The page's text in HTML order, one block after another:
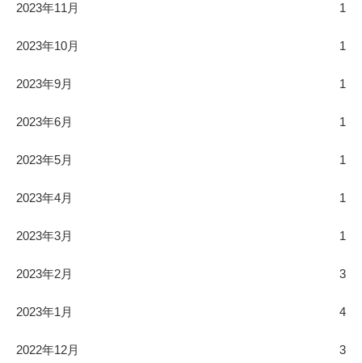
2023年11月 1
2023年10月 1
2023年9月 1
2023年6月 1
2023年5月 1
2023年4月 1
2023年3月 1
2023年2月 3
2023年1月 4
2022年12月 3